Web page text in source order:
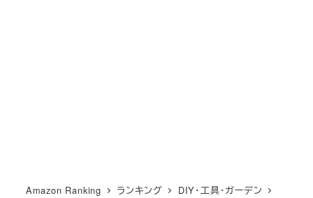
Amazon Ranking ランキング
DIY・工具・ガーデン